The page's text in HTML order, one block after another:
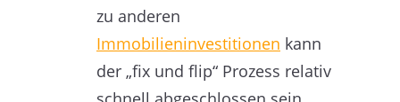
zu anderen
Immobilieninvestitionen kann
der „fix und flip“ Prozess relativ